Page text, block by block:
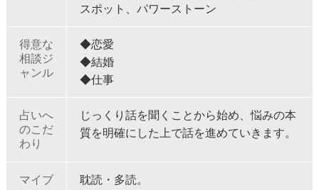
スポット、パワーストーン
得意な
相談ジ
ャンル
◆恋愛
◆結婚
◆仕事
占いへ
のこだ
わり
じっくり話を聞くことから始め、悩みの本
質を明確にした上で話を進めていきます。
マイブ
耽読・多読。